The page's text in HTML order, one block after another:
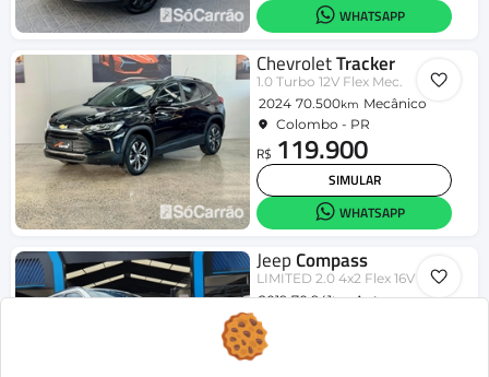
WHATSAPP
ChevroletTracker
1.0 Turbo 12V Flex Mec.
2024 70.500km Mecânico
Colombo - PR
R$ 119.900
SIMULAR
WHATSAPP
Jeep Compass
LIMITED 2.0 4x2 Flex 16V Aut.
2019 70.941km Aut.
R$